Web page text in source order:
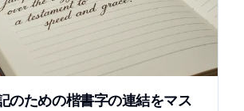
のための楷書字の連結をマス